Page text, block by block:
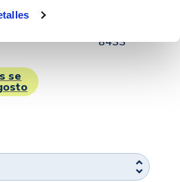
8433
se